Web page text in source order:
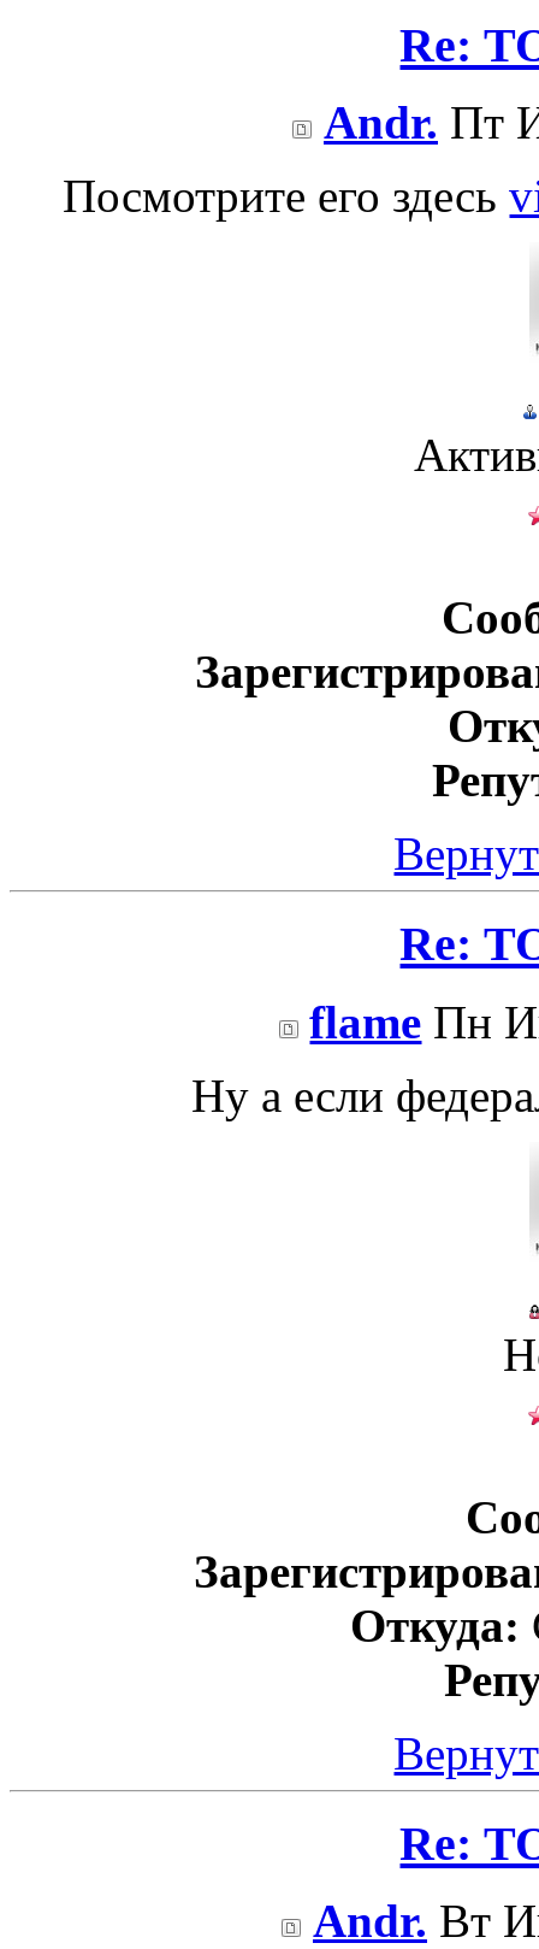
Re:
Andr. Пт
Посмотрите его здесь
Re:
flame Пн
Ну а если
Откуда:
Re:
Andr. Вт